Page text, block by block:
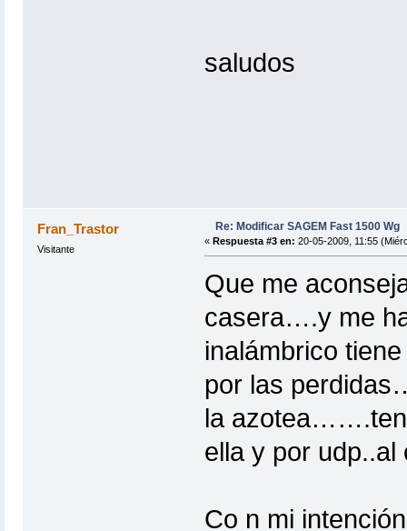
saludos
Fran_Trastor
Visitante
Re: Modificar SAGEM Fast 1500 Wg
« Respuesta #3 en: 20-05-2009, 11:55
Que me
casera….y me
inalámbrico
por las
la
ella y por
Co n mi